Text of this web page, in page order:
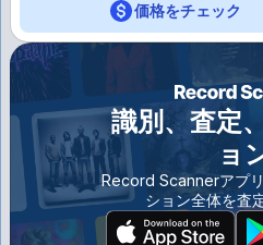
価格をチェック
識別、査定
ョ
Record Scannerアプ
ション全体を査